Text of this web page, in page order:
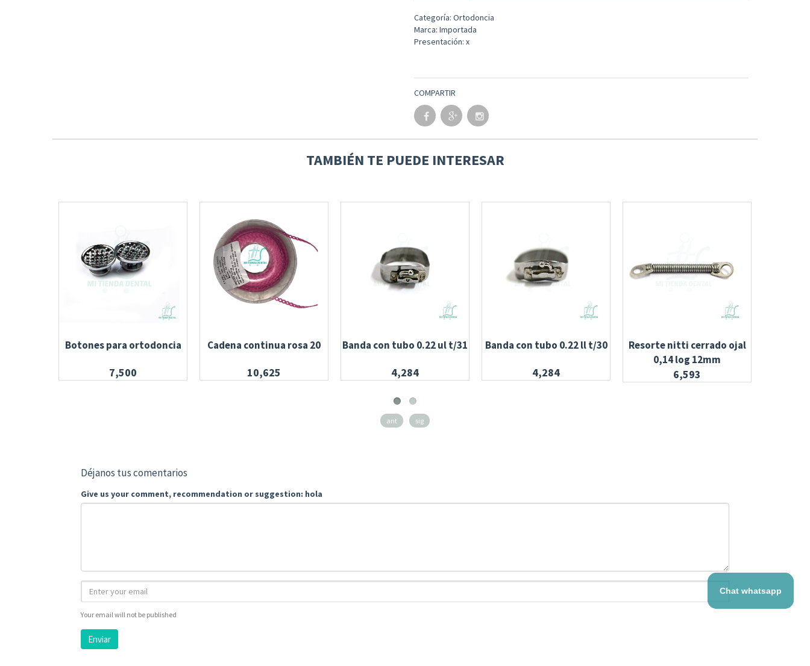
Categoría: Ortodoncia
Marca: Importada
Presentación: x
COMPARTIR
TAMBIÉN TE PUEDE INTERESAR
Botones para ortodoncia
7,500
Cadena continua rosa 20
10,625
Banda con tubo 0.22 ul t/31
4,284
Banda con tubo 0.22 ll t/30
4,284
Resorte nitti cerrado ojal
0,14 log 12mm
6,593
ant sig
Déjanos tus comentarios
Give us your comment, recommendation or suggestion: hola
Your email will not be published
Enviar
Chat whatsapp